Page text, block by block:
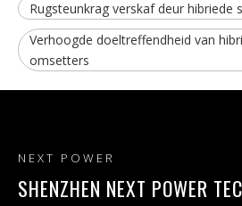
Rugsteunkrag verskaf deur hibriede
Verhoogde doeltreffendheid van
omsetters
NEXT POWER
SHENZHEN NEXT POWER